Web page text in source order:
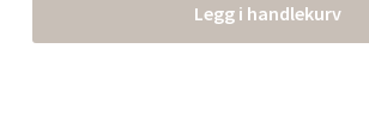
Legg i handlekurv